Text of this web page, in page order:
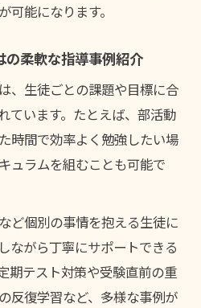
可能になります。
の柔軟な指導事例紹介
、生徒ごとの課題や目標に合
ています。たとえば、部活動
時間で効率よく勉強したい場
ュラムを組むことも可能で
ど個別の事情を抱える生徒に
ながら丁寧にサポートできる
期テスト対策や受験直前の重
反復学習など、多様な事例が